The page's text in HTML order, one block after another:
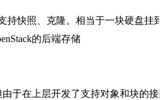
持快照、克隆。相当于一块硬盘
的后端存储
于在上层开发了支持对象和块的